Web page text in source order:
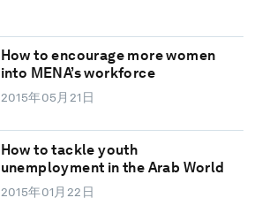
How to encourage more women
into MENA’s workforce
2015年05月21日
How to tackle youth
unemployment in the Arab World
2015年01月22日